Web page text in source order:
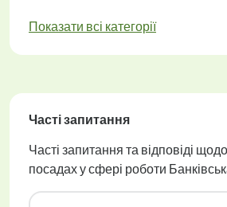
Показати всі категорії
Часті запитання
Часті запитання та відповіді
посадах у сфері роботи